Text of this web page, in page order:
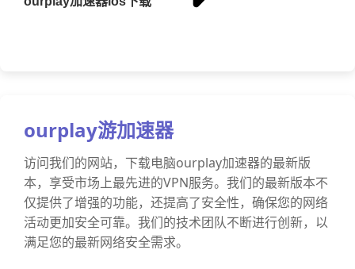
ourplay游加速器
访问我们的网站，下载电脑ourplay加速器的最新版
本，享受市场上最先进的VPN服务。我们的最新版本不
仅提供了增强的功能，还提高了安全性，确保您的网络
活动更加安全可靠。我们的技术团队不断进行创新，以
满足您的最新网络安全需求。